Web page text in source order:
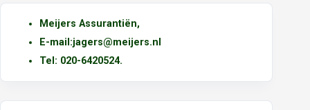
Meijers Assurantiën,
E-mail:jagers@meijers.nl
Tel: 020-6420524.